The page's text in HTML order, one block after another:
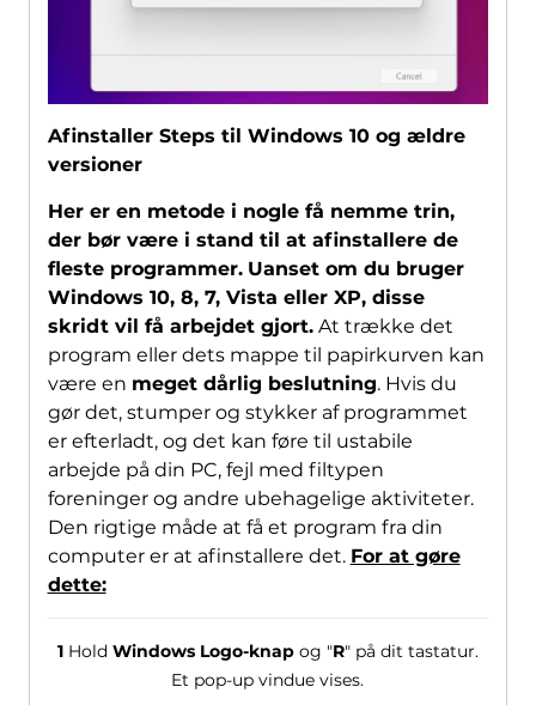
Afinstaller Steps til Windows 10 og ældre
versioner
Her er en metode i nogle få nemme trin,
der bør være i stand til at afinstallere de
fleste programmer. Uanset om du bruger
Windows 10, 8, 7, Vista eller XP, disse
skridt vil få arbejdet gjort.At trække det
program eller dets mappe til papirkurven kan
være en meget dårlig beslutning. Hvis du
gør det, stumper og stykker af programmet
er efterladt, og det kan føre til ustabile
arbejde på din PC, fejl med filtypen
foreninger og andre ubehagelige aktiviteter.
Den rigtige måde at få et program fra din
computer er at afinstallere det. For at gøre
dette:
1Hold Windows Logo-knapog "R" på dit tastatur.
Et pop-up vindue vises.